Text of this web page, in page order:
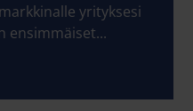
yrityksesi
ensimmäiset...